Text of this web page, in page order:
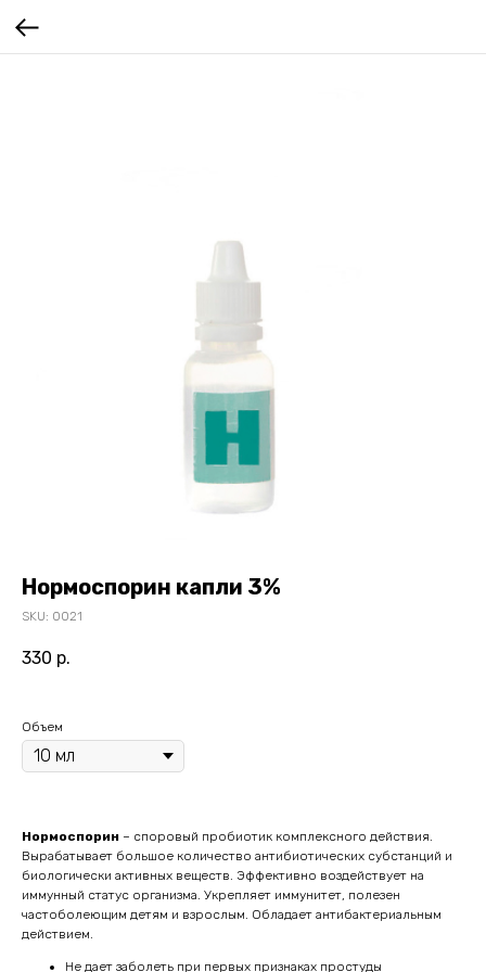
Нормоспорин капли 3%
SKU: 0021
330 р.
Объем
Нормоспорин – споровый пробиотик комплексного действия.
Вырабатывает большое количество антибиотических субстанций и
биологически активных веществ. Эффективно воздействует на
иммунный статус организма. Укрепляет иммунитет, полезен
частоболеющим детям и взрослым. Обладает антибактериальным
действием.
Не дает заболеть при первых признаках простуды